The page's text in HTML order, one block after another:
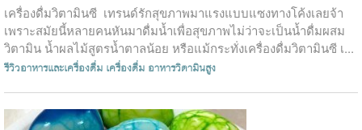
เครื่องดื่มวิตามินซี เทรนด์รักสุขภาพมาแรงแบบแซงทางโค้งเลยจ้า
เพราะสมัยนี้หลายคนหันมาดื่มน้ำเพื่อสุขภาพไม่ว่าจะเป็นน้ำดื่มผสม
วิตามิน น้ำผลไม้สูตรน้ำตาลน้อย หรือแม้กระทั่งเครื่องดื่มวิตามินซี เ...
รีวิวอาหารและเครื่องดื่ม เครื่องดื่ม อาหารวิตามินสูง